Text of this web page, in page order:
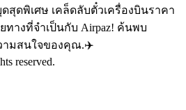
สุดพิเศษ เคล็ดลับตั๋วเครื่องบินราคา
างที่จำเป็นกับ Airpaz! ค้นพบ
ามสนใจของคุณ.✈️
reserved.